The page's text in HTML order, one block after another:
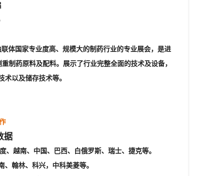
体国家专业度高、规模大的制药行业的专业展会，是进
制药原料及配料。展示了行业完整全面的技术及设备，
以及储存技术等。
据
、越南、中国、巴西、白俄罗斯、瑞士、捷克等。
翰林、科兴，中科美菱等。